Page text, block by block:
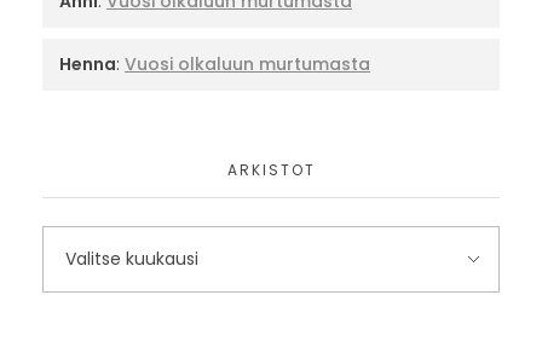
Henna: Vuosi olkaluun murtumasta
ARKISTOT